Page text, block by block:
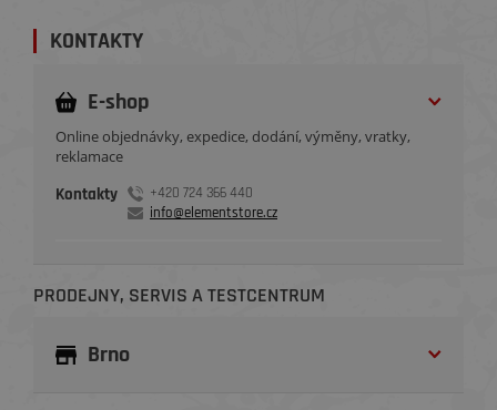
KONTAKTY
E-shop
Online objednávky, expedice, dodání, výměny, vratky,
reklamace
Kontakty
+420 724 366 440
info@elementstore.cz
PRODEJNY, SERVIS A TESTCENTRUM
Brno